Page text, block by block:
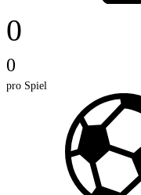
0
0
pro Spiel